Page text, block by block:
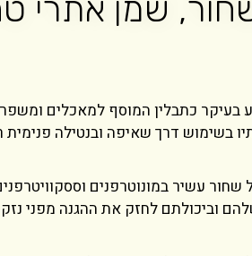
שמן אתרי טהור,
בעיקר כתבלין המוסף למאכלים
בשימוש דרך שאיפה ובנטילה פנימית
עשיר במונוטרפנים
וביכולתם לחזק את ההגנה מפני